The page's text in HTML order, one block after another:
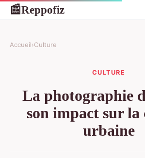
📰Reppofiz
Accueil›Culture
CULTURE
La photographie
son impact sur
urbaine